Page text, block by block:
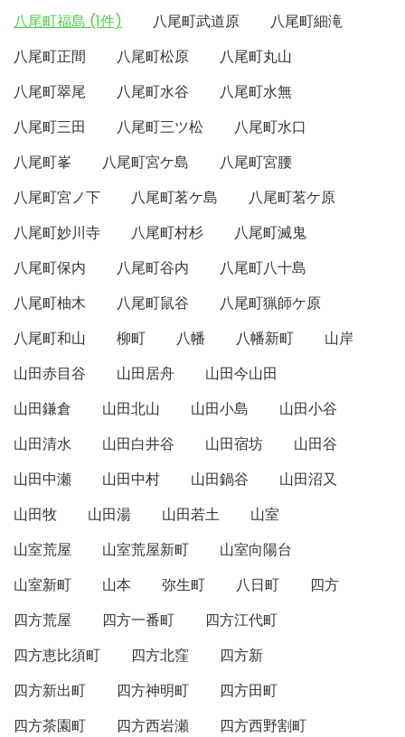
八尾町福島 (1件)
八尾町武道原
八尾町細滝
八尾町正間
八尾町松原
八尾町丸山
八尾町翠尾
八尾町水谷
八尾町水無
八尾町三田
八尾町三ツ松
八尾町水口
八尾町峯
八尾町宮ケ島
八尾町宮腰
八尾町宮ノ下
八尾町茗ケ島
八尾町茗ケ原
八尾町妙川寺
八尾町村杉
八尾町滅鬼
八尾町保内
八尾町谷内
八尾町八十島
八尾町柚木
八尾町鼠谷
八尾町猟師ケ原
八尾町和山
柳町 八幡 八幡新町
山岸
山田赤目谷
山田居舟
山田今山田
山田鎌倉
山田北山 山田小島
山田小谷
山田清水
山田白井谷 山田宿坊
山田谷
山田中瀬
山田中村 山田鍋谷
山田沼又
山田牧
山田湯 山田若土
山室
山室荒屋
山室荒屋新町
山室向陽台
山室新町
山本 弥生町 八日町
四方
四方荒屋
四方一番町
四方江代町
四方恵比須町
四方北窪
四方新
四方新出町
四方神明町
四方田町
四方茶園町
四方西岩瀬
四方西野割町